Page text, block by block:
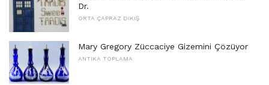
Dr.
ORTA ÇAPRAZ DIKIŞ
Mary Gregory Züccaciye Gizemini Çözüyor
ANTIKA TOPLAMA